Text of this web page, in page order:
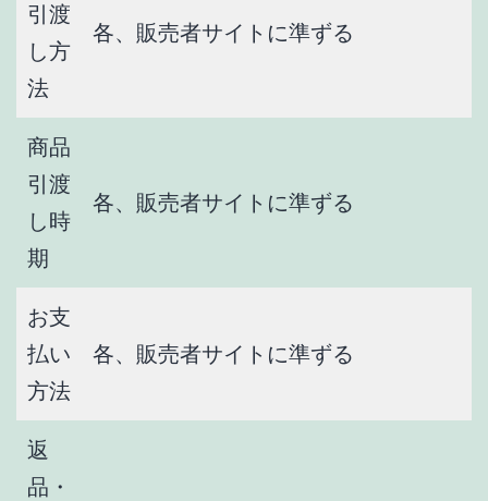
引渡
し方
法
各、販売者サイトに準ずる
商品
引渡
し時
期
各、販売者サイトに準ずる
お支
払い
方法
各、販売者サイトに準ずる
返
品・